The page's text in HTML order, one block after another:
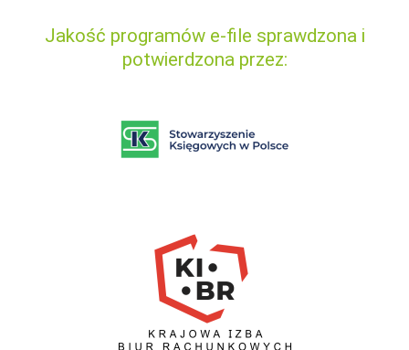
Jakość programów e-file sprawdzona i
potwierdzona przez: